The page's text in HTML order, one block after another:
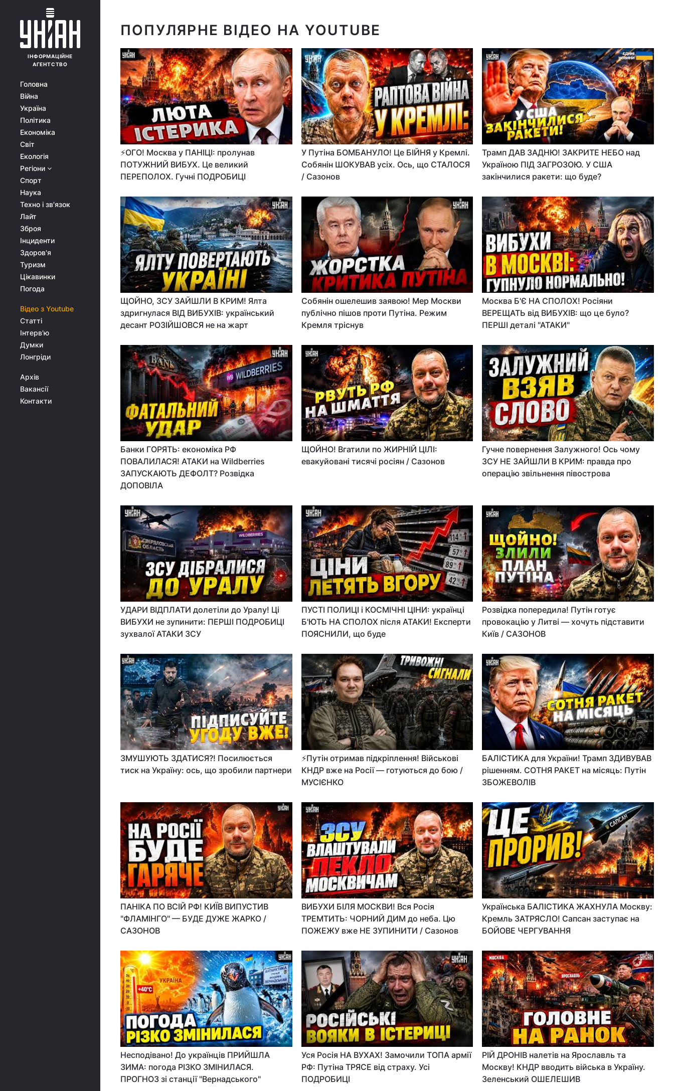
ІНФОРМАЦІЙНЕ
АГЕНТСТВО
Головна
Війна
Україна
Політика
Економіка
Світ
Екологія
Регіони
Спорт
Наука
Техно і зв'язок
Лайт
Зброя
Інциденти
Здоров'я
Туризм
Цікавинки
Погода
Відео з Youtube
Статті
Інтерв'ю
Думки
Лонгріди
Архів
Вакансії
Контакти
ПОПУЛЯРНЕ ВІДЕО НА YOUTUBE
⚡️ОГО! Москва у ПАНІЦІ: пролунав
ПОТУЖНИЙ ВИБУХ. Це великий
ПЕРЕПОЛОХ. Гучні ПОДРОБИЦІ
У Путіна БОМБАНУЛО! Це БІЙНЯ у Кремлі.
Собянін ШОКУВАВ усіх. Ось, що СТАЛОСЯ
/ Сазонов
Трамп ДАВ ЗАДНЮ! ЗАКРИТЕ НЕБО над
Україною ПІД ЗАГРОЗОЮ. У США
закінчилися ракети: що буде?
ЩОЙНО, ЗСУ ЗАЙШЛИ В КРИМ! Ялта
здригнулася ВІД ВИБУХІВ: український
десант РОЗІЙШОВСЯ не на жарт
Собянін ошелешив заявою! Мер Москви
публічно пішов проти Путіна. Режим
Кремля тріснув
Москва Б'Є НА СПОЛОХ! Росіяни
ВЕРЕЩАТЬ від ВИБУХІВ: що це було?
ПЕРШІ деталі "АТАКИ"
Банки ГОРЯТЬ: економіка РФ
ПОВАЛИЛАСЯ! АТАКИ на Wildberries
ЗАПУСКАЮТЬ ДЕФОЛТ? Розвідка
ДОПОВІЛА
ЩОЙНО! Вгатили по ЖИРНІЙ ЦІЛІ:
евакуйовані тисячі росіян / Сазонов
Гучне повернення Залужного! Ось чому
ЗСУ НЕ ЗАЙШЛИ В КРИМ: правда про
операцію звільнення півострова
УДАРИ ВІДПЛАТИ долетіли до Уралу! Ці
ВИБУХИ не зупинити: ПЕРШІ ПОДРОБИЦІ
зухвалої АТАКИ ЗСУ
ПУСТІ ПОЛИЦІ і КОСМІЧНІ ЦІНИ: українці
Б'ЮТЬ НА СПОЛОХ після АТАКИ! Експерти
ПОЯСНИЛИ, що буде
Розвідка попередила! Путін готує
провокацію у Литві — хочуть підставити
Київ / САЗОНОВ
ЗМУШУЮТЬ ЗДАТИСЯ?! Посилюється
тиск на Україну: ось, що зробили партнери
⚡️Путін отримав підкріплення! Військові
КНДР вже на Росії — готуються до бою /
МУСІЄНКО
БАЛІСТИКА для України! Трамп ЗДИВУВАВ
рішенням. СОТНЯ РАКЕТ на місяць: Путін
ЗБОЖЕВОЛІВ
ПАНІКА ПО ВСІЙ РФ! КИЇВ ВИПУСТИВ
"ФЛАМІНГО" — БУДЕ ДУЖЕ ЖАРКО /
САЗОНОВ
ВИБУХИ БІЛЯ МОСКВИ! Вся Росія
ТРЕМТИТЬ: ЧОРНИЙ ДИМ до неба. Цю
ПОЖЕЖУ вже НЕ ЗУПИНИТИ / Сазонов
Українська БАЛІСТИКА ЖАХНУЛА Москву:
Кремль ЗАТРЯСЛО! Сапсан заступає на
БОЙОВЕ ЧЕРГУВАННЯ
Несподівано! До українців ПРИЙШЛА
ЗИМА: погода РІЗКО ЗМІНИЛАСЯ.
ПРОГНОЗ зі станції "Вернадського"
Уся Росія НА ВУХАХ! Замочили ТОПА армії
РФ: Путіна ТРЯСЕ від страху. Усі
ПОДРОБИЦІ
РІЙ ДРОНІВ налетів на Ярославль та
Москву! КНДР вводить війська в Україну.
Зеленський ОШЕЛЕШИВ